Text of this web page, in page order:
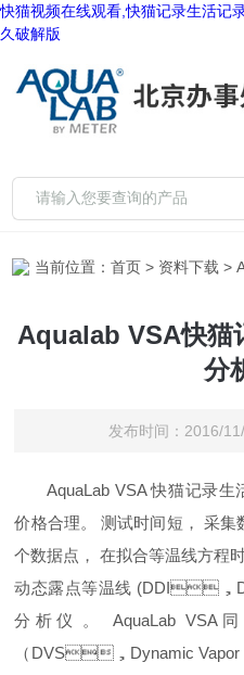
快猫视频在线观看,快猫记录生活记
久破解版
当前位置：首页 > 资料下载 >
Aqualab VSA快猫
分
发布时间：
AquaLab VSA 快猫记录生
价格合理。 测试时间短，
个数据点， 在拟合等温线方程
动态露点等温线 (DDI，
分析仪。 AquaLab
（DVS，Dynamic Vapor